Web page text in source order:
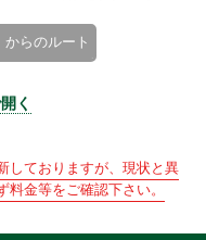
からのルート
く
しておりますが、現状と異
金等をご確認下さい。